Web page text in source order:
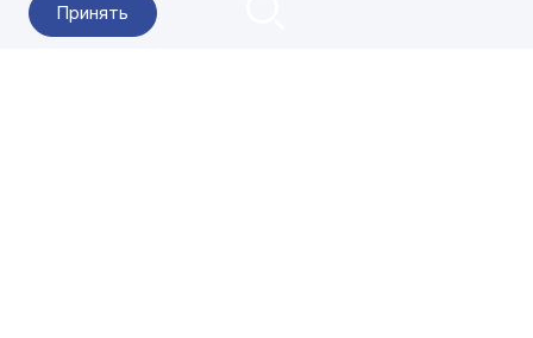
Принять